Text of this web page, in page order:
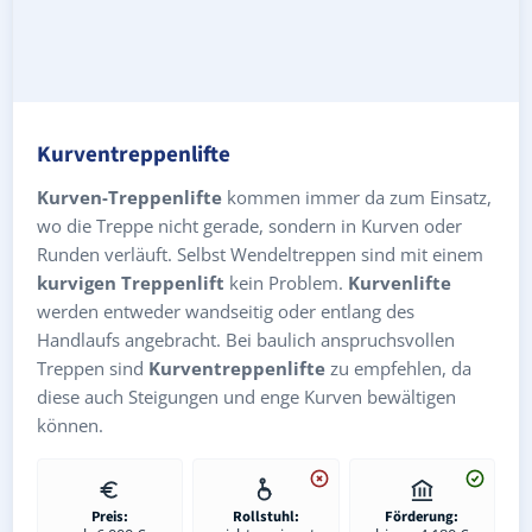
Kurventreppenlifte
Kurven-Treppenlifte kommen immer da zum Einsatz,
wo die Treppe nicht gerade, sondern in Kurven oder
Runden verläuft. Selbst Wendeltreppen sind mit einem
kurvigen Treppenlift kein Problem. Kurvenlifte
werden entweder wandseitig oder entlang des
Handlaufs angebracht. Bei baulich anspruchsvollen
Treppen sind Kurventreppenlifte zu empfehlen, da
diese auch Steigungen und enge Kurven bewältigen
können.
Preis: Rollstuhl: Förderung: